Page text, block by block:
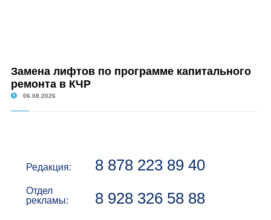
Замена лифтов по программе капитального
ремонта в КЧР
06.08.2026
Редакция: 8 878 223 89 40
Отдел
рекламы:
8 928 326 58 88